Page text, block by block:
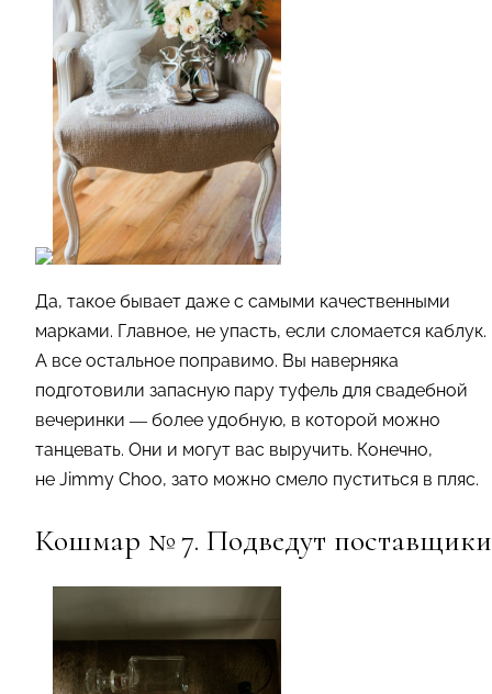
Да, такое бывает даже с самыми качественными
марками. Главное, не упасть, если сломается каблук.
А все остальное поправимо. Вы наверняка
подготовили запасную пару туфель для свадебной
вечеринки — более удобную, в которой можно
танцевать. Они и могут вас выручить. Конечно,
не Jimmy Choo, зато можно смело пуститься в пляс.
Кошмар № 7. Подведут поставщики